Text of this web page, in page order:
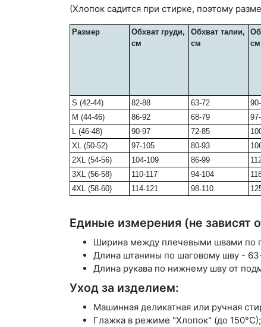
(Хлопок садится при стирке, поэтому
Размер
Обхват груди,
см
Обхват талии,
см
см
S (42-44) 82-88 63-72
M (44-46)
86-92 68-79
L (46-48)
90-97 72-85
XL (50-52)
97-105 80-93
2XL (54-56)
104-109 86-99
3XL (56-58)
110-117 94-104
4XL (58-60)
114-121 98-110
Единые измерения (не зависят
Ширина между плечевыми швами по
Длина штанины по шаговому шву -
Длина рукава по нижнему шву от
Уход за изделием:
Машинная деликатная или ручная
Глажка в режиме "Хлопок" (до 150°С);